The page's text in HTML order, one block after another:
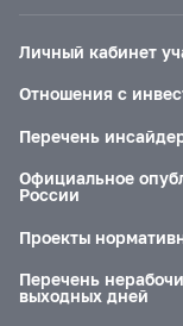
Личный кабинет
Отношения с
Перечень
Официальное
России
Проекты
Перечень
выходных дней